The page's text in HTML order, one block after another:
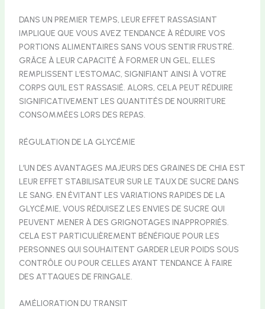
DANS UN PREMIER TEMPS, LEUR EFFET RASSASIANT
IMPLIQUE QUE VOUS AVEZ TENDANCE À RÉDUIRE VOS
PORTIONS ALIMENTAIRES SANS VOUS SENTIR FRUSTRÉ.
GRÂCE À LEUR CAPACITÉ À FORMER UN GEL, ELLES
REMPLISSENT L’ESTOMAC, SIGNIFIANT AINSI À VOTRE
CORPS QU’IL EST RASSASIÉ. ALORS, CELA PEUT RÉDUIRE
SIGNIFICATIVEMENT LES QUANTITÉS DE NOURRITURE
CONSOMMÉES LORS DES REPAS.
RÉGULATION DE LA GLYCÉMIE
L’UN DES AVANTAGES MAJEURS DES GRAINES DE CHIA EST
LEUR EFFET STABILISATEUR SUR LE TAUX DE SUCRE DANS
LE SANG. EN ÉVITANT LES VARIATIONS RAPIDES DE LA
GLYCÉMIE, VOUS RÉDUISEZ LES ENVIES DE SUCRE QUI
PEUVENT MENER À DES GRIGNOTAGES INAPPROPRIÉS.
CELA EST PARTICULIÈREMENT BÉNÉFIQUE POUR LES
PERSONNES QUI SOUHAITENT GARDER LEUR POIDS SOUS
CONTRÔLE OU POUR CELLES AYANT TENDANCE À FAIRE
DES ATTAQUES DE FRINGALE.
AMÉLIORATION DU TRANSIT